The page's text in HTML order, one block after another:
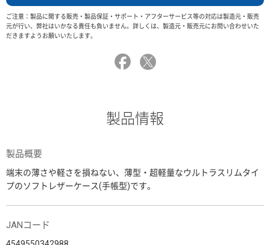
ご注意：製品に関する販売・製品保証・サポート・アフターサービス等の対応は製造元・販売
元が行い、弊社はいかなる責任も負いません。詳しくは、製造元・販売元にお問い合わせいた
だきますようお願いいたします。
製品情報
製品概要
端末の薄さや軽さを損ねない、薄型・超軽量なウルトラスリムタイ
プのソフトレザーケース(手帳型)です。
JANコード